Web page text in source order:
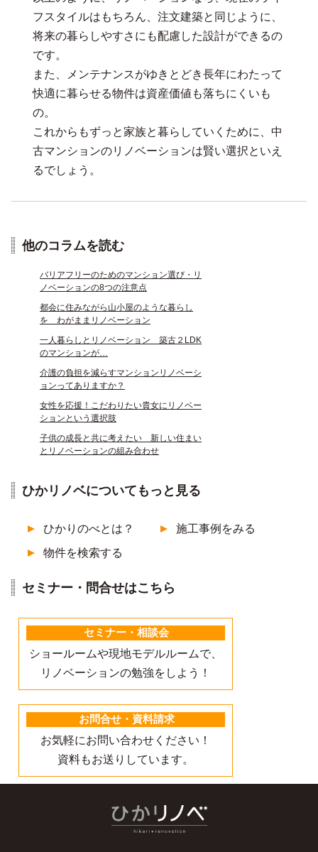
フスタイルはもちろん、注文建築と同じように、
将来の暮らしやすさにも配慮した設計ができるの
です。
また、メンテナンスがゆきとどき長年にわたって
快適に暮らせる物件は資産価値も落ちにくいも
の。
これからもずっと家族と暮らしていくために、中
古マンションのリノベーションは賢い選択といえ
るでしょう。
他のコラムを読む
バリアフリーのためのマンション選び・リ
ノベーションの8つの注意点
都会に住みながら山小屋のような暮らし
を わがままリノベーション
一人暮らしとリノベーション 築古２LDK
のマンションが…
介護の負担を減らすマンションリノベーシ
ョンってありますか？
女性を応援！こだわりたい貴女にリノベー
ションという選択肢
子供の成長と共に考えたい 新しい住まい
とリノベーションの組み合わせ
ひかリノベについてもっと見る
ひかりのべとは？
施工事例をみる
物件を検索する
セミナー・問合せはこちら
セミナー・相談会
ショールームや現地モデルルームで、
リノベーションの勉強をしよう！
お問合せ・資料請求
お気軽にお問い合わせください！
資料もお送りしています。